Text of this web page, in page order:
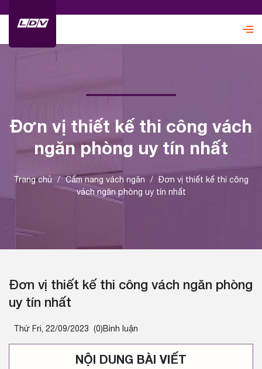
Đơn vị thiết kế thi công vách
ngăn phòng uy tín nhất
Trang chủ / Cẩm nang vách ngăn / Đơn vị thiết kế thi công
vách ngăn phòng uy tín nhất
Đơn vị thiết kế thi công vách ngăn phòng
uy tín nhất
Thứ Fri, 22/09/2023 (0)Bình luận
NỘI DUNG BÀI VIẾT